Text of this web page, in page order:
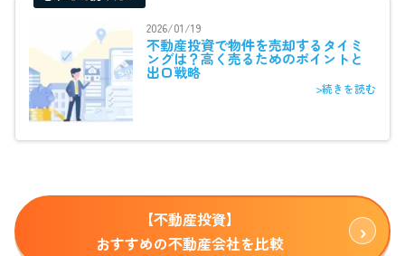
2026/01/19
不動産投資で物件を売却するタイミ
ングは？高く売るためのポイントと
出口戦略
>続きを読む
【不動産投資】
おすすめの不動産会社を比較